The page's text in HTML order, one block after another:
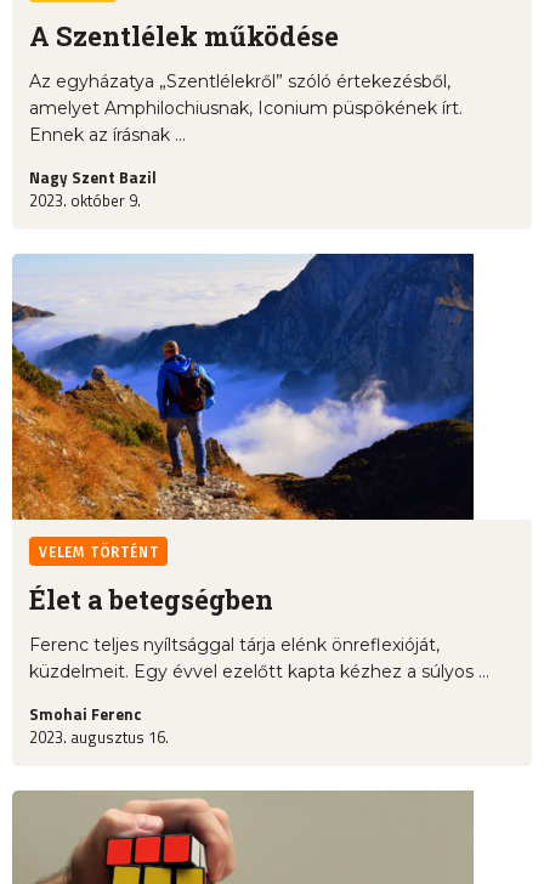
A Szentlélek működése
Az egyházatya „Szentlélekről” szóló értekezésből,
amelyet Amphilochiusnak, Iconium püspökének írt.
Ennek az írásnak ...
Nagy Szent Bazil
2023. október 9.
VELEM TÖRTÉNT
Élet a betegségben
Ferenc teljes nyíltsággal tárja elénk önreflexióját,
küzdelmeit. Egy évvel ezelőtt kapta kézhez a súlyos ...
Smohai Ferenc
2023. augusztus 16.